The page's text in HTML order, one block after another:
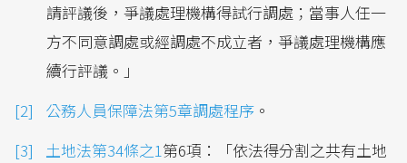
請評議後，爭議處理機構得試行調處；當事人任一
方不同意調處或經調處不成立者，爭議處理機構應
續行評議。」
公務人員保障法第5章調處程序 。
土地法第34條之1第6項：「依法得分割之共有土地